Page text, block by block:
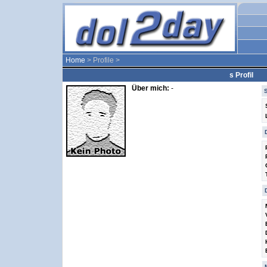
Home > Profile >
s Profil
Über mich: -